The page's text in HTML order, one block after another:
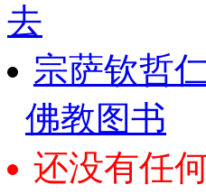
去
宗萨钦哲
佛教图书
还没有任